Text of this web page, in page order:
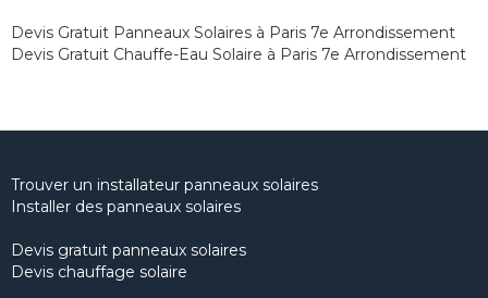
Devis Gratuit Panneaux Solaires à Paris 7e Arrondissement
Devis Gratuit Chauffe-Eau Solaire à Paris 7e Arrondissement
Trouver un installateur panneaux solaires
Installer des panneaux solaires
Devis gratuit panneaux solaires
Devis chauffage solaire